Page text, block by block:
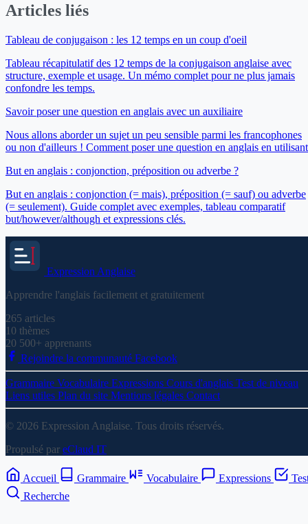
Articles liés
Tableau de conjugaison : les 12 temps en un coup d'oeil
Tableau récapitulatif des 12 temps de la conjugaison anglaise avec
structure, exemple et usage. Un mémo complet pour ne plus jamais
confondre les temps.
Savoir poser une question en anglais avec un auxiliaire
Nous allons aborder un sujet un peu sensible parmi les francophones
ou non d'ailleurs ! Comment poser une question en anglais en
But en anglais : conjonction, préposition ou adverbe ?
But en anglais : conjonction (= mais), préposition (= sauf) ou adverbe
(= seulement). Guide complet avec exemples, tableau comparatif
but/however/although et expressions clés.
Expression Anglaise
Apprendre l'anglais facilement et gratuitement
265 articles
10 thèmes
20 500+ apprenants
Rejoindre la communauté Facebook
Grammaire Vocabulaire Expressions Cours d'anglais Test de niveau
Liens utiles Plan du site Mentions légales Contact
© 2026 Expression Anglaise. Tous droits réservés.
Propulsé par eClaud IT
Accueil Grammaire Vocabulaire Expressions
Recherche